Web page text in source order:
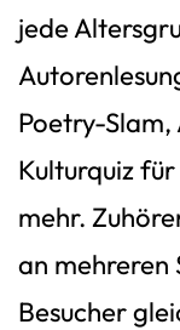
jede
Poetry-Slam,
Kulturquiz
mehr.
an mehreren
Besucher